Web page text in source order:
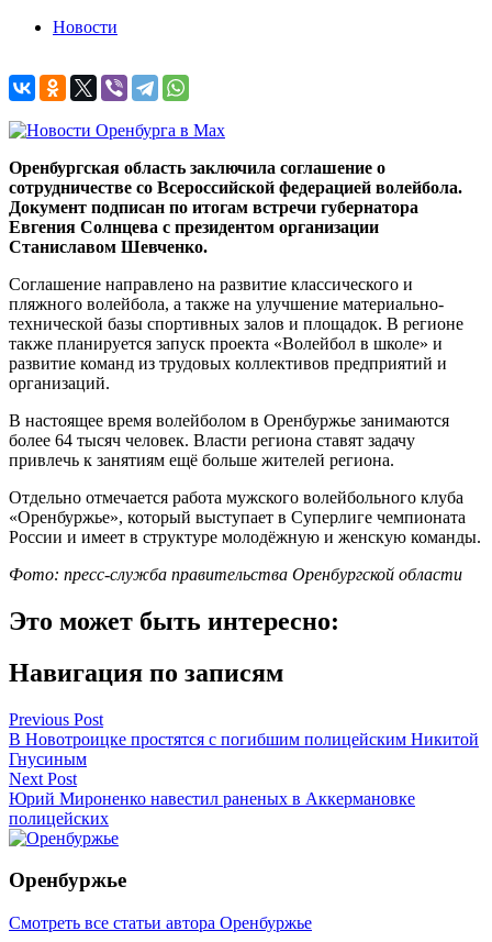
Новости
Оренбургская область заключила соглашение о
сотрудничестве со Всероссийской федерацией волейбола.
Документ подписан по итогам встречи губернатора
Евгения Солнцева с президентом организации
Станиславом Шевченко.
Соглашение направлено на развитие классического и
пляжного волейбола, а также на улучшение материально-
технической базы спортивных залов и площадок. В регионе
также планируется запуск проекта «Волейбол в школе» и
развитие команд из трудовых коллективов предприятий и
организаций.
В настоящее время волейболом в Оренбуржье занимаются
более 64 тысяч человек. Власти региона ставят задачу
привлечь к занятиям ещё больше жителей региона.
Отдельно отмечается работа мужского волейбольного клуба
«Оренбуржье», который выступает в Суперлиге чемпионата
России и имеет в структуре молодёжную и женскую команды.
Фото: пресс-служба правительства Оренбургской области
Это может быть интересно:
Навигация по записям
Previous Post
В Новотроицке простятся с погибшим полицейским Никитой
Гнусиным
Next Post
Юрий Мироненко навестил раненых в Аккермановке
полицейских
Оренбуржье
Смотреть все статьи автора Оренбуржье